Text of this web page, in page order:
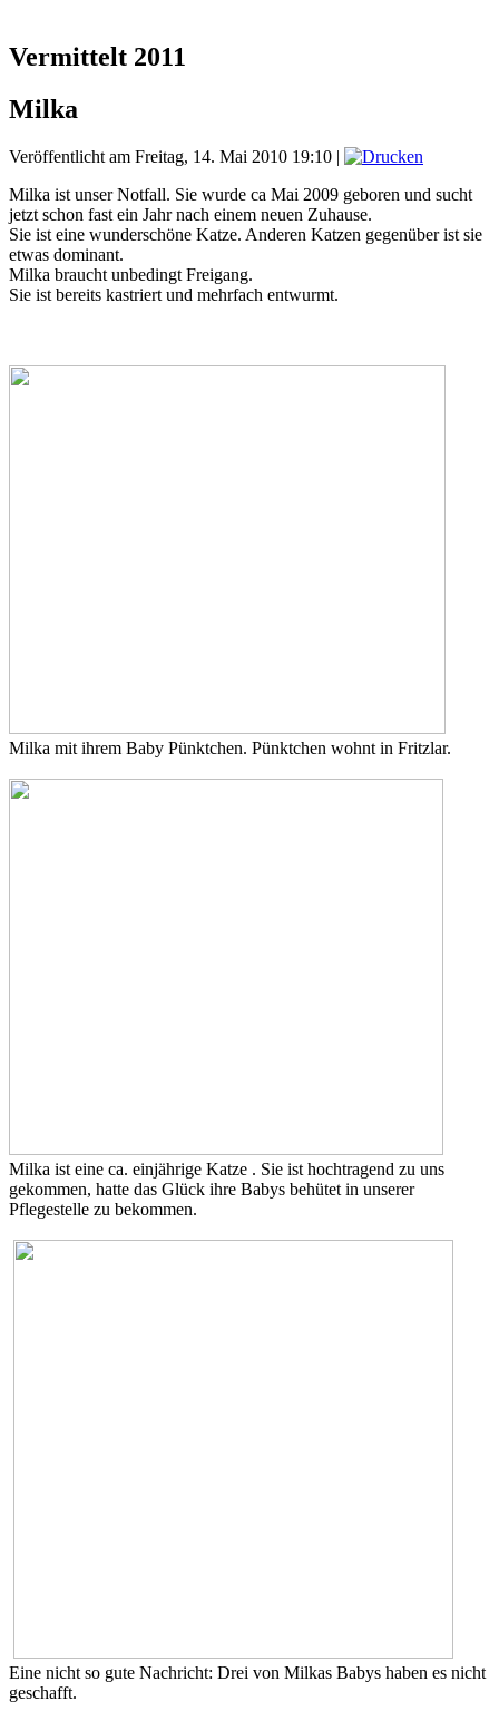
Vermittelt 2011
Milka
Veröffentlicht am Freitag, 14. Mai 2010 19:10 |
Milka ist unser Notfall. Sie wurde ca Mai 2009 geboren und sucht
jetzt schon fast ein Jahr nach einem neuen Zuhause.
Sie ist eine wunderschöne Katze. Anderen Katzen gegenüber ist sie
etwas dominant.
Milka braucht unbedingt Freigang.
Sie ist bereits kastriert und mehrfach entwurmt.
Milka mit ihrem Baby Pünktchen. Pünktchen wohnt in Fritzlar.
Milka ist eine ca. einjährige Katze . Sie ist hochtragend zu uns
gekommen, hatte das Glück ihre Babys behütet in unserer
Pflegestelle zu bekommen.
Eine nicht so gute Nachricht: Drei von Milkas Babys haben es nicht
geschafft.